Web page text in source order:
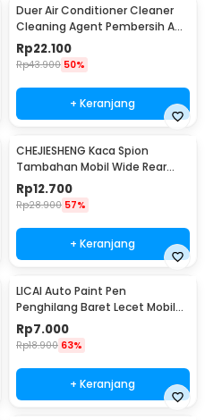
Duer Air Conditioner Cleaner
Cleaning Agent Pembersih AC
Rumah 500ml - QUY1640
Rp22.100
Rp43.900 50%
+ Keranjang
CHEJIESHENG Kaca Spion
Tambahan Mobil Wide Rear
View Anti Blind Spot - SY-080
Rp12.700
Rp28.900 57%
+ Keranjang
LICAI Auto Paint Pen
Penghilang Baret Lecet Mobil
Scratch Removal 12ml
Rp7.000
Rp18.900 63%
+ Keranjang